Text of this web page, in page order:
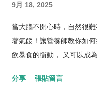
9月 18, 2025
當大腦不開心時，自然很
著氣餒！讓營養師教你如
飲暴食的衝動， 又可以成
分享 張貼留言